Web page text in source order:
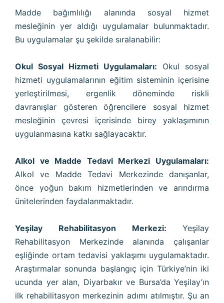
Madde bağımlılığı alanında sosyal hizmet
mesleğinin yer aldığı uygulamalar bulunmaktadır.
Bu uygulamalar şu şekilde sıralanabilir:
Okul Sosyal Hizmeti Uygulamaları: Okul sosyal
hizmeti uygulamalarının eğitim sisteminin içerisine
yerleştirilmesi, ergenlik döneminde riskli
davranışlar gösteren öğrencilere sosyal hizmet
mesleğinin çevresi içerisinde birey yaklaşımının
uygulanmasına katkı sağlayacaktır.
Alkol ve Madde Tedavi Merkezi Uygulamaları:
Alkol ve Madde Tedavi Merkezinde danışanlar,
önce yoğun bakım hizmetlerinden ve arındırma
ünitelerinden faydalanmaktadır.
Yeşilay Rehabilitasyon Merkezi: Yeşilay
Rehabilitasyon Merkezinde alanında çalışanlar
eşliğinde ortam tedavisi yaklaşımı uygulamaktadır.
Araştırmalar sonunda başlangıç için Türkiye’nin iki
ucunda yer alan, Diyarbakır ve Bursa’da Yeşilay’ın
ilk rehabilitasyon merkezinin adımı atılmıştır. Şu an